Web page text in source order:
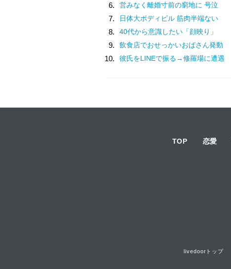
6. 営みなく離婚寸前の窮地に 号泣
7. 日体大ボディビル 筋肉半端ない
8. 40代から意識したい「顔映り」
9. 飲食店でおせっかいおばさん発動
10. 彼氏をLINEで振る→修羅場に遭遇
TOP 恋愛
livedoorトップ